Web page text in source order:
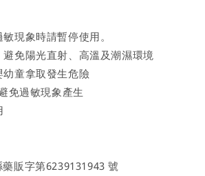
現象時請暫停使用。
免陽光直射、高溫及潮濕環境
童拿取發生危險
免過敏現象產生
販字第6239131943 號